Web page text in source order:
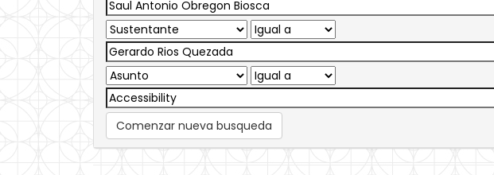
Comenzar nueva busqueda